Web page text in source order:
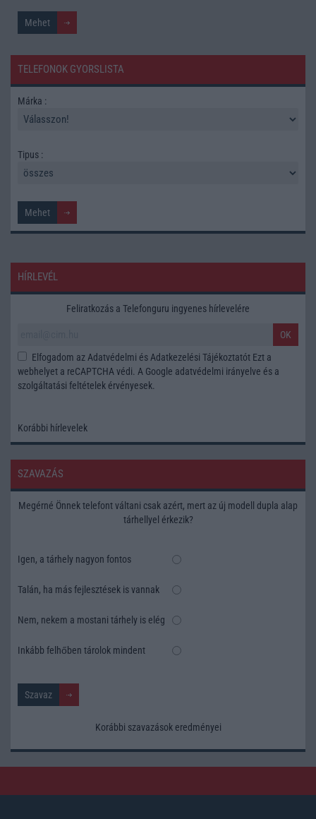
TELEFONOK GYORSLISTA
Márka :
Tipus :
HÍRLEVÉL
Feliratkozás a Telefonguru ingyenes hírlevelére
OK
Elfogadom az Adatvédelmi és Adatkezelési Tájékoztatót Ezt a
webhelyet a reCAPTCHA védi. A Google adatvédelmi irányelve és a
szolgáltatási feltételek érvényesek.
Korábbi hírlevelek
SZAVAZÁS
Megérné Önnek telefont váltani csak azért, mert az új modell dupla alap
tárhellyel érkezik?
Igen, a tárhely nagyon fontos
Talán, ha más fejlesztések is vannak
Nem, nekem a mostani tárhely is elég
Inkább felhőben tárolok mindent
Korábbi szavazások eredményei